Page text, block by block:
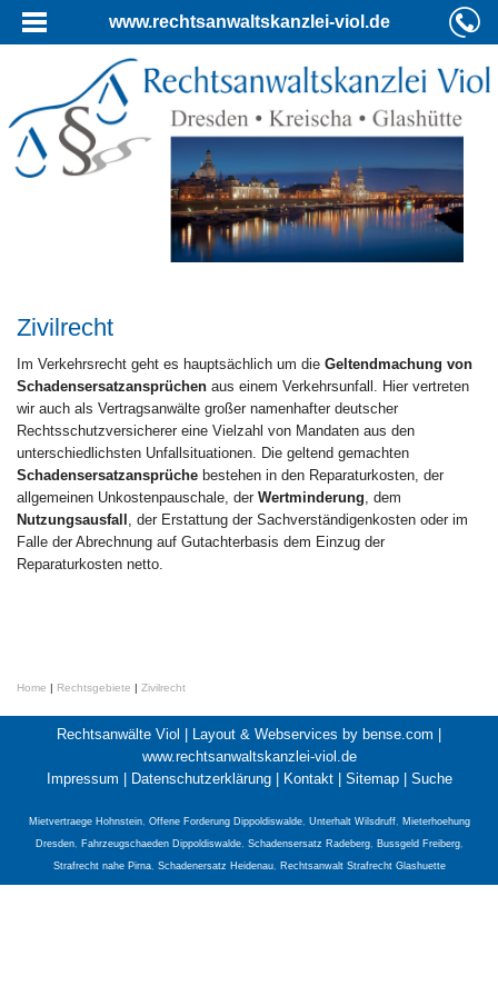
www.rechtsanwaltskanzlei-viol.de
Zivilrecht
Im Verkehrsrecht geht es hauptsächlich um die Geltendmachung von
Schadensersatzansprüchen aus einem Verkehrsunfall. Hier vertreten
wir auch als Vertragsanwälte großer namenhafter deutscher
Rechtsschutzversicherer eine Vielzahl von Mandaten aus den
unterschiedlichsten Unfallsituationen. Die geltend gemachten
Schadensersatzansprüche bestehen in den Reparaturkosten, der
allgemeinen Unkostenpauschale, der Wertminderung , dem
Nutzungsausfall , der Erstattung der Sachverständigenkosten oder im
Falle der Abrechnung auf Gutachterbasis dem Einzug der
Reparaturkosten netto.
Home | Rechtsgebiete | Zivilrecht
Rechtsanwälte Viol | Layout & Webservices by bense.com |
www.rechtsanwaltskanzlei-viol.de
Impressum | Datenschutzerklärung| Kontakt| Sitemap| Suche
Mietvertraege Hohnstein, Offene Forderung Dippoldiswalde, Unterhalt Wilsdruff, Mieterhoehung
Dresden, Fahrzeugschaeden Dippoldiswalde, Schadensersatz Radeberg, Bussgeld Freiberg,
Strafrecht nahe Pirna, Schadenersatz Heidenau, Rechtsanwalt Strafrecht Glashuette